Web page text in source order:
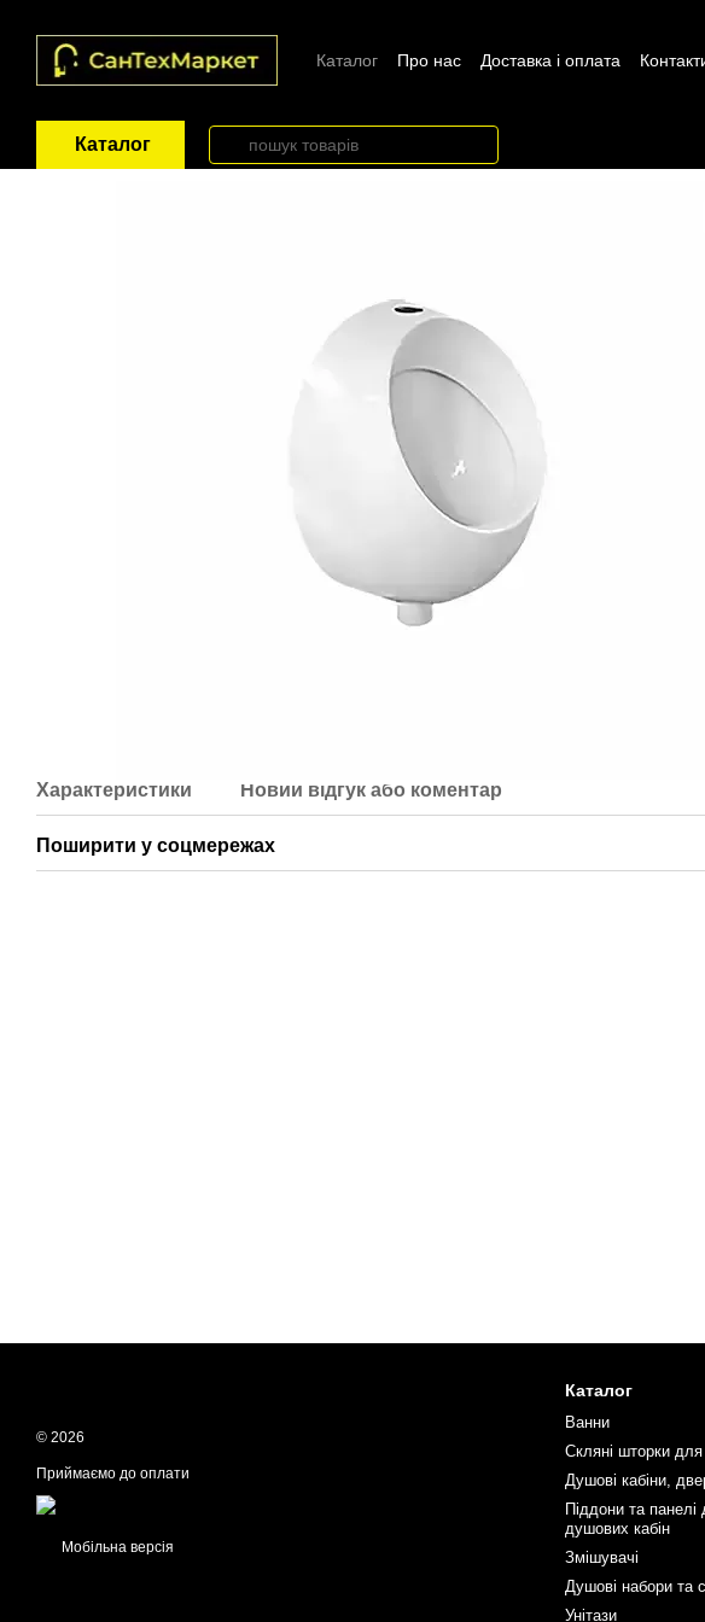
Каталог Про нас Доставка і оплата
Каталог
Характеристики Новий відгук або коментар
Поширити у соцмережах
© 2026
Приймаємо до оплати
Мобільна версія
Каталог
Ванни
Скляні шторки
Душові кабіни,
Піддони та панелі
душових кабін
Змішувачі
Душові набори та
Унітази